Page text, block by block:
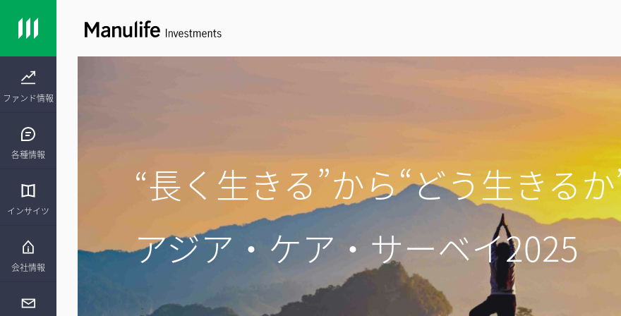
ファンド情報
各種情報
インサイツ
会社情報
“長く生きる”から“どう生きる
アジア・ケア・サーベイ2025